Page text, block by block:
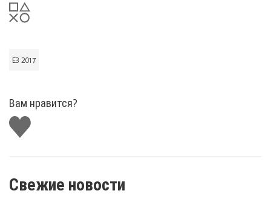
E3 2017
Вам нравится?
Поставить
лайк
Свежие новости